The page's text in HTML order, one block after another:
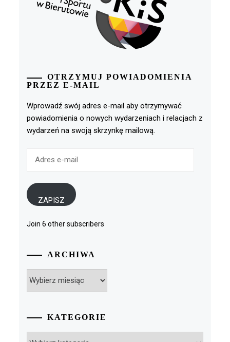
OTRZYMUJ POWIADOMIENIA
PRZEZ E-MAIL
Wprowadź swój adres e-mail aby otrzymywać
powiadomienia o nowych wydarzeniach i relacjach z
wydarzeń na swoją skrzynkę mailową.
ZAPISZ
Join 6 other subscribers
ARCHIWA
KATEGORIE